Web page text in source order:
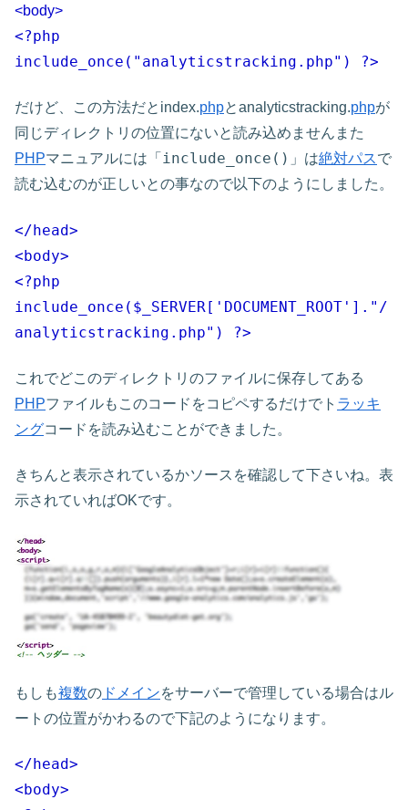
<body>
<?php
include_once("analyticstracking.php") ?>
だけど、この方法だとindex.phpとanalyticstracking.phpが
同じディレクトリの位置にないと読み込めませんまた
PHPマニュアルには「 include_once() 」は絶対パスで
読む込むのが正しいとの事なので以下のようにしました。
</head>
<body>
<?php
include_once($_SERVER['DOCUMENT_ROOT']."/
analyticstracking.php") ?>
これでどこのディレクトリのファイルに保存してある
PHPファイルもこのコードをコピペするだけでト ラッキ
ングコードを読み込むことができました。
きちんと表示されているかソースを確認して下さいね。表
示されていればOKです。
もしも複数の ドメインをサーバーで管理している場合はル
ートの位置がかわるので下記のようになります。
</head>
<body>